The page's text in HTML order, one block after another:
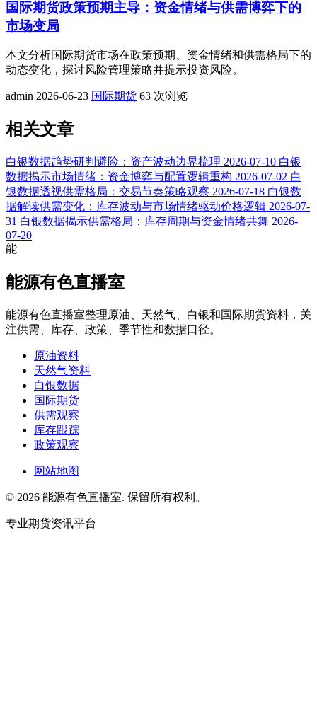
国际期货政策预期主导：资金情绪与供需博弈下的
市场变局
本文分析国际期货市场在政策预期、资金情绪和供需格局下的
动态变化，探讨风险管理策略并提示投资风险。
admin 2026-06-23 国际期货 63 次浏览
相关文章
白银数据趋势研判避险：资产波动边界梳理 2026-07-10 白银
数据揭示市场情绪：资金博弈与配置逻辑重构 2026-07-02 白
银数据透视供需格局：交易节奏策略观察 2026-07-18 白银数
据解读供需变化：库存波动与市场情绪驱动价格逻辑 2026-07-
31 白银数据揭示供需格局：库存周期与资金情绪共舞 2026-
07-20
能
能源有色直播室
能源有色直播室整理原油、天然气、白银和国际期货资料，关
注供需、库存、政策、季节性和数据口径。
原油资料
天然气资料
白银数据
国际期货
供需观察
库存跟踪
政策观察
网站地图
© 2026 能源有色直播室. 保留所有权利。
专业期货资讯平台